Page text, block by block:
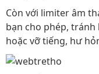
Còn với limiter âm
bạn cho phép,
hoặc vỡ tiếng, hư